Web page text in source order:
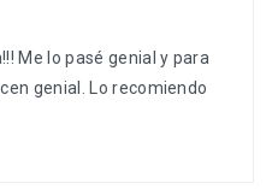
Me lo pasé genial y para
genial. Lo recomiendo